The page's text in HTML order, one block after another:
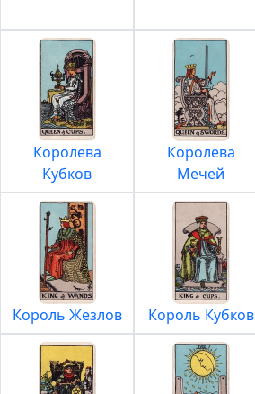
Королева
Кубков
Королева
Мечей
Король Жезлов Король Кубков